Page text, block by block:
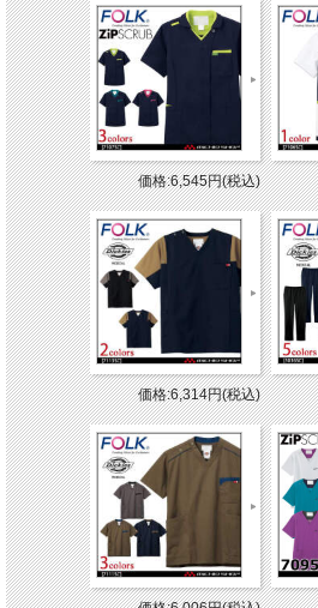
価格:6,545円(税込)
価格:6,314円(税込)